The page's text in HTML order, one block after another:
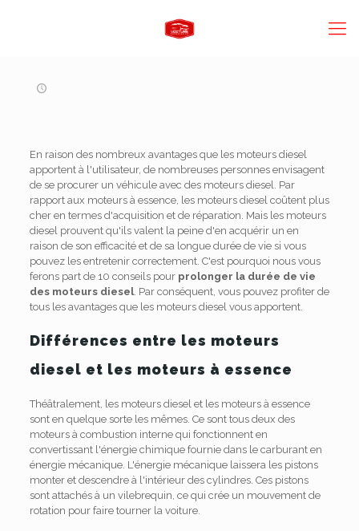
En raison des nombreux avantages que les moteurs diesel
apportent à l'utilisateur, de nombreuses personnes envisagent
de se procurer un véhicule avec des moteurs diesel. Par
rapport aux moteurs à essence, les moteurs diesel coûtent plus
cher en termes d'acquisition et de réparation. Mais les moteurs
diesel prouvent qu'ils valent la peine d'en acquérir un en
raison de son efficacité et de sa longue durée de vie si vous
pouvez les entretenir correctement. C'est pourquoi nous vous
ferons part de 10 conseils pour prolonger la durée de vie
des moteurs diesel. Par conséquent, vous pouvez profiter de
tous les avantages que les moteurs diesel vous apportent.
Différences entre les moteurs
diesel et les moteurs à essence
Théâtralement, les moteurs diesel et les moteurs à essence
sont en quelque sorte les mêmes. Ce sont tous deux des
moteurs à combustion interne qui fonctionnent en
convertissant l'énergie chimique fournie dans le carburant en
énergie mécanique. L'énergie mécanique laissera les pistons
monter et descendre à l'intérieur des cylindres. Ces pistons
sont attachés à un vilebrequin, ce qui crée un mouvement de
rotation pour faire tourner la voiture.